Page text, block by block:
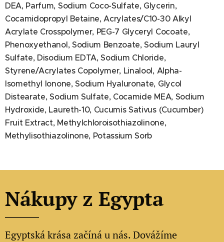
DEA, Parfum, Sodium Coco-Sulfate, Glycerin,
Cocamidopropyl Betaine, Acrylates/C10-30 Alkyl
Acrylate Crosspolymer, PEG-7 Glyceryl Cocoate,
Phenoxyethanol, Sodium Benzoate, Sodium Lauryl
Sulfate, Disodium EDTA, Sodium Chloride,
Styrene/Acrylates Copolymer, Linalool, Alpha-
Isomethyl Ionone, Sodium Hyaluronate, Glycol
Distearate, Sodium Sulfate, Cocamide MEA, Sodium
Hydroxide, Laureth-10, Cucumis Sativus (Cucumber)
Fruit Extract, Methylchloroisothiazolinone,
Methylisothiazolinone, Potassium Sorb
Nákupy z Egypta
Egyptská krása začíná u nás. Dovážíme